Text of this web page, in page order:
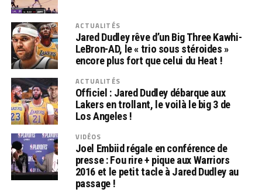
ACTUALITÉS
Jared Dudley rêve d’un Big Three Kawhi-
LeBron-AD, le « trio sous stéroides »
encore plus fort que celui du Heat !
ACTUALITÉS
Officiel : Jared Dudley débarque aux
Lakers en trollant, le voilà le big 3 de
Los Angeles !
VIDÉOS
Joel Embiid régale en conférence de
presse : Fou rire + pique aux Warriors
2016 et le petit tacle à Jared Dudley au
passage !